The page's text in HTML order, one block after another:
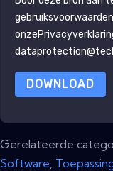
onze
DOWNLOAD
Gerelateerde
Software